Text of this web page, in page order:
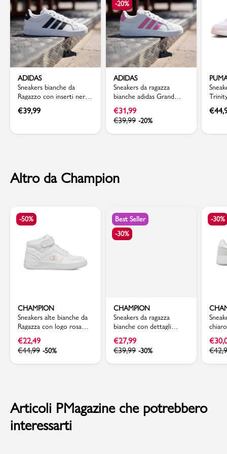
ADIDAS
Sneakers bianche da
Ragazzo con inserti neri
adidas GRAND COURT
3.0
€39,99
-20%
ADIDAS
Sneakers da ragazza
bianche adidas Grand
Court 3.0 con dettagli
rosa
€31,99
€39,99 -20%
€
Altro da Champion
-50%
CHAMPION
Sneakers alte bianche da
Ragazza con logo rosa
Champion Mid 2.0
€22,49
€44,99 -50%
Best Seller
-30%
CHAMPION
Sneakers da ragazza
bianche con dettagli
multicolore effetto
perlato Champion
€27,99
€39,99 -30%
-30%
€
€
Articoli PMagazine che potrebbero
interessarti